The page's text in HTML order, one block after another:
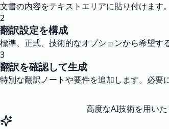
文書の内容をテキストエリアに貼り付けます
2
翻訳設定を構成
標準、正式、技術的なオプションから希望す
3
翻訳を確認して生成
特別な翻訳ノートや要件を追加します。必要
高度なAI技術を用い